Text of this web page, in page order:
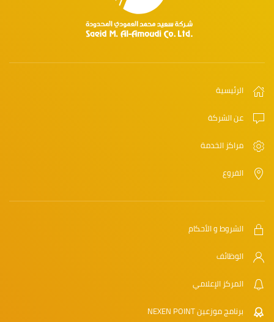
الرئيسية
عن الشركة
مراكز الخدمة
الفروع
الشروط و الأحكام
الوظائف
المركز الإعلامي
برنامج موزعين NEXEN POINT